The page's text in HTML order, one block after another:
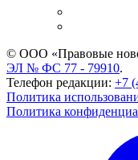
© ООО «Правовые
ЭЛ № ФС 77 - 79910.
Телефон редакции: +7
Политика
Политика